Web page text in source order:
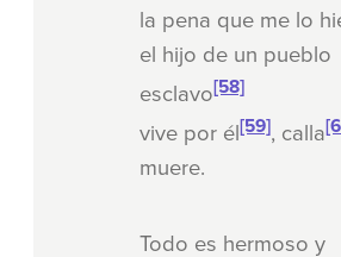
la pena que me lo
el hijo de un pueblo
esclavo[58]
vive por él[59], calla
muere.
Todo es hermoso y